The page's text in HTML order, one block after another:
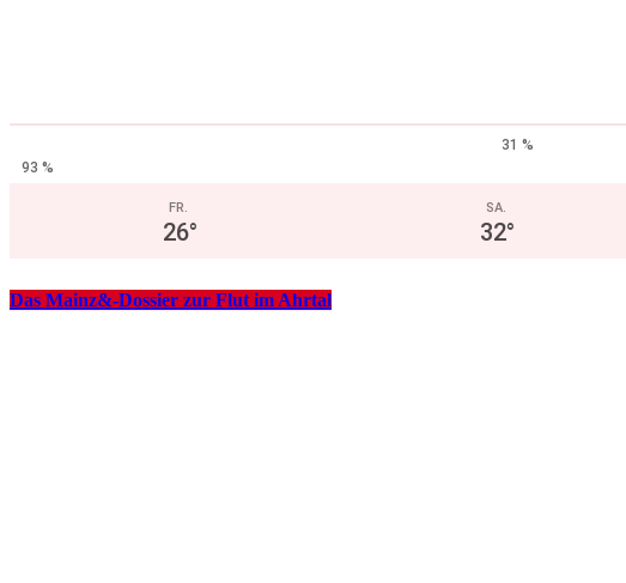
31 %
93 %
FR.
26°
SA.
32°
Das Mainz&-Dossier zur Flut im Ahrtal